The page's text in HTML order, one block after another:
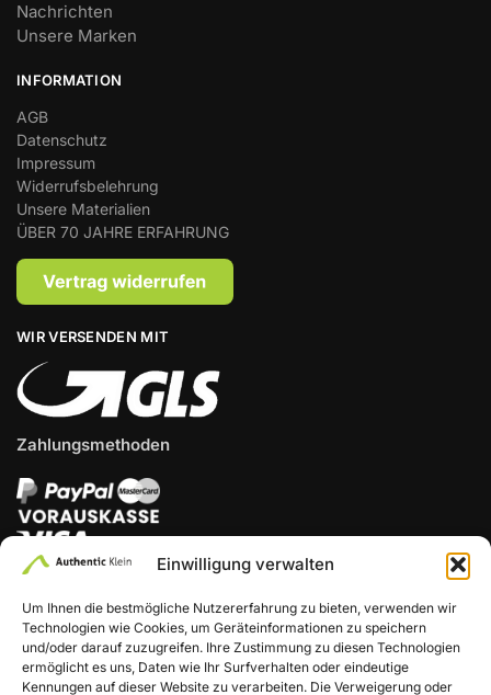
Einwilligung verwalten
Um Ihnen die bestmögliche Nutzererfahrung zu bieten, verwenden wir
Technologien wie Cookies, um Geräteinformationen zu speichern
und/oder darauf zuzugreifen. Ihre Zustimmung zu diesen Technologien
ermöglicht es uns, Daten wie Ihr Surfverhalten oder eindeutige
Kennungen auf dieser Website zu verarbeiten. Die Verweigerung oder
Nachrichten
Unsere Marken
INFORMATION
AGB
Datenschutz
Impressum
Widerrufsbelehrung
Unsere Materialien
ÜBER 70 JAHRE ERFAHRUNG
WIR VERSENDEN MIT
Zahlungsmethoden
© Authentic Klein 2026. All Rights Reserved | powered by